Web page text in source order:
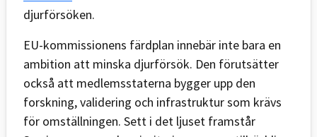
djurförsöken.
EU-kommissionens färdplan innebär inte bara en
ambition att minska djurförsök. Den förutsätter
också att medlemsstaterna bygger upp den
forskning, validering och infrastruktur som krävs
för omställningen. Sett i det ljuset framstår